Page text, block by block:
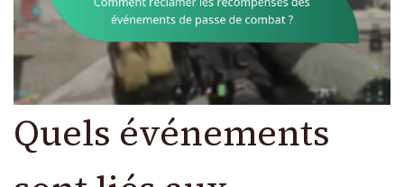
Quels événements